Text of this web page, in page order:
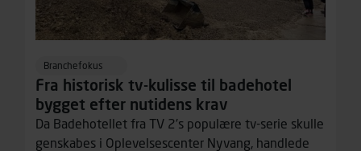
Branchefokus
Fra historisk tv-kulisse til badehotel
bygget efter nutidens krav
Da Badehotellet fra TV 2's populære tv-serie skulle
genskabes i Oplevelsescenter Nyvang, handlede